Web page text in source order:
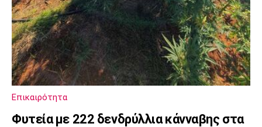
Επικαιρότητα
Φυτεία με 222 δενδρύλλια κάνναβης στα